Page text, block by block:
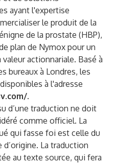
ayant l'expertise
le produit de la
de la prostate (HBP),
plan de Nymox pour un
actionnariale. Basé à
bureaux à Londres, les
à l'adresse
.
d’une traduction ne doit
comme officiel. La
qui fasse foi est celle du
La traduction
au texte source, qui fera